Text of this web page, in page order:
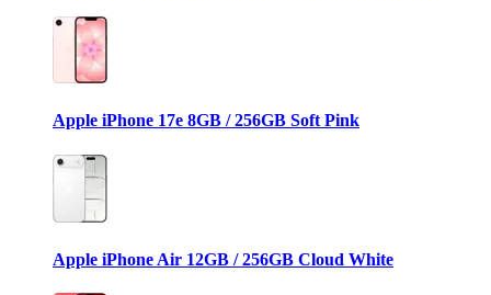
Apple iPhone 17e 8GB / 256GB Soft Pink
Apple iPhone Air 12GB / 256GB Cloud White